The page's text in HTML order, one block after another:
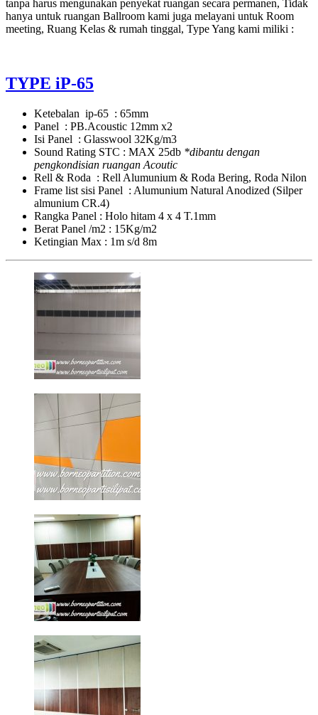
tanpa harus mengunakan penyekat ruangan secara permanen, Tidak
hanya untuk ruangan Ballroom kami juga melayani untuk Room
meeting, Ruang Kelas & rumah tinggal, Type Yang kami miliki :
TYPE iP-65
Ketebalan ip-65 : 65mm
Panel : PB.Acoustic 12mm x2
Isi Panel : Glasswool 32Kg/m3
Sound Rating STC : MAX 25db *dibantu dengan
pengkondisian ruangan Acoutic
Rell & Roda : Rell Alumunium & Roda Bering, Roda Nilon
Frame list sisi Panel : Alumunium Natural Anodized (Silper
almunium CR.4)
Rangka Panel : Holo hitam 4 x 4 T.1mm
Berat Panel /m2 : 15Kg/m2
Ketingian Max : 1m s/d 8m